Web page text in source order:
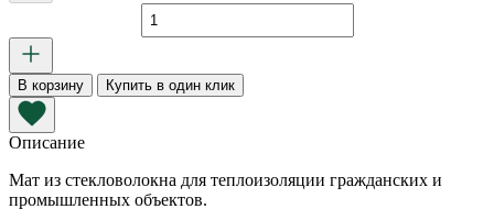
Количество
товара
34
RN
9600х1220х50
мм
В корзину Купить в один клик
Описание
Мат из стекловолокна для теплоизоляции гражданских и
промышленных объектов.